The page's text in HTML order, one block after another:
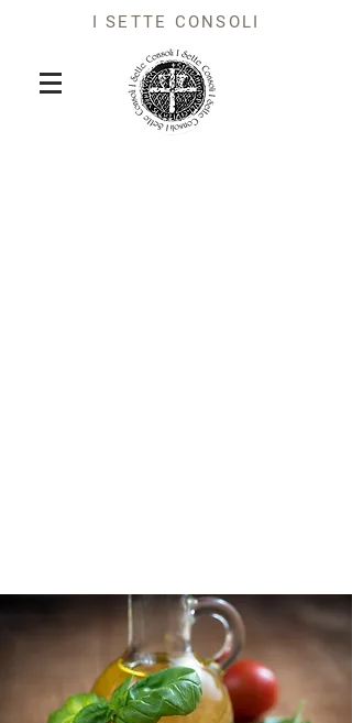
I SETTE CONSOLI